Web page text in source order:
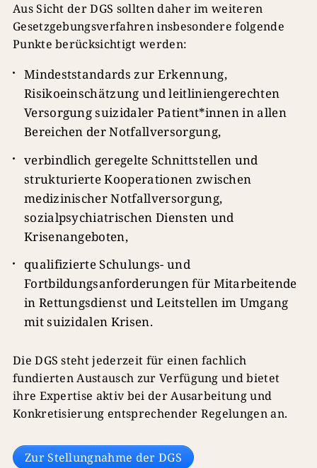
Aus Sicht der DGS sollten daher im weiteren
Gesetzgebungsverfahren insbesondere folgende
Punkte berücksichtigt werden:
Mindeststandards zur Erkennung,
Risikoeinschätzung und leitliniengerechten
Versorgung suizidaler Patient*innen in allen
Bereichen der Notfallversorgung,
verbindlich geregelte Schnittstellen und
strukturierte Kooperationen zwischen
medizinischer Notfallversorgung,
sozialpsychiatrischen Diensten und
Krisenangeboten,
qualifizierte Schulungs- und
Fortbildungsanforderungen für Mitarbeitende
in Rettungsdienst und Leitstellen im Umgang
mit suizidalen Krisen.
Die DGS steht jederzeit für einen fachlich
fundierten Austausch zur Verfügung und bietet
ihre Expertise aktiv bei der Ausarbeitung und
Konkretisierung entsprechender Regelungen an.
Zur Stellungnahme der DGS